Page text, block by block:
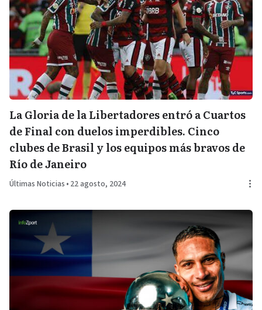
La Gloria de la Libertadores entró a Cuartos
de Final con duelos imperdibles. Cinco
clubes de Brasil y los equipos más bravos de
Río de Janeiro
Últimas Noticias • 22 agosto, 2024